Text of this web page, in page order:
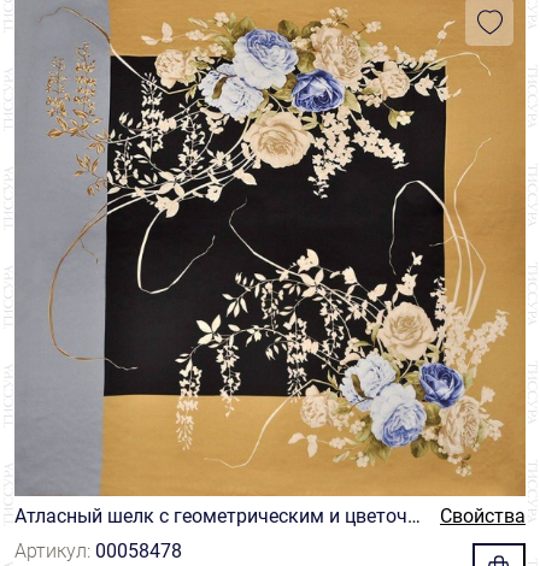
Атласный шелк с геометрическим и цветочн
ым мотивами
Свойства
Артикул: 00058478